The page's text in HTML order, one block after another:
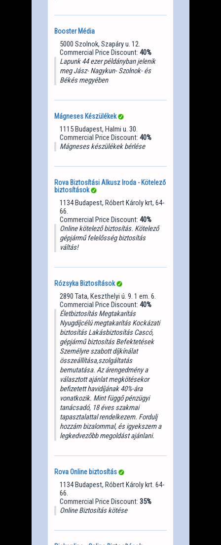
Booster Média
5000 Szolnok, Szapáry u. 12.
Commercial Price Discount: 40%
Lapunk 44 ezer példányban jelenik
meg Jász- Nagykun- Szolnok- és
Békés megyében
Mágneses Készülékek
1115 Budapest, Halmi u. 30.
Commercial Price Discount: 40%
Mágneses készülékek bérlése
Rova Biztosítási Alkusz Iroda - Kötelező
biztosítások
1134 Budapest, Róbert Károly krt, 64-
66.
Commercial Price Discount: 40%
Online kötelező biztosítás. Kötelező
gépjármű felelősség biztosítás
váltás!
Rózsyka Biztosítások
2890 Tata, Keszthelyi ú. 9. 1 em. 6.
Commercial Price Discount: 40%
Életbiztosítás Megtakarítás
Nyugdíjcélú megtakarítás Kockázati
biztosítás Lakásbiztosítás Cascó,
gépjármű biztosítás Befektetések
Személyre szabott díjkínálat
összeállítása,szolgáltatás
bemutatása. Az árengedmény a
választott ajánlat megkötésekor
befizetett havidíjának 40%-ára
vonatkozik. Mint függő pénzügyi
tanácsadó, 18 éves szakmai
tapasztalattal rendelkezem. Fordulj
hozzám bizalommal, és igyekszem a
legkedvezőbb megoldást ajánlani.
Rova Online biztosítás
1134 Budapest, Róbert Károly krt. 64-
66.
Commercial Price Discount: 35%
Online Biztosítás kötése